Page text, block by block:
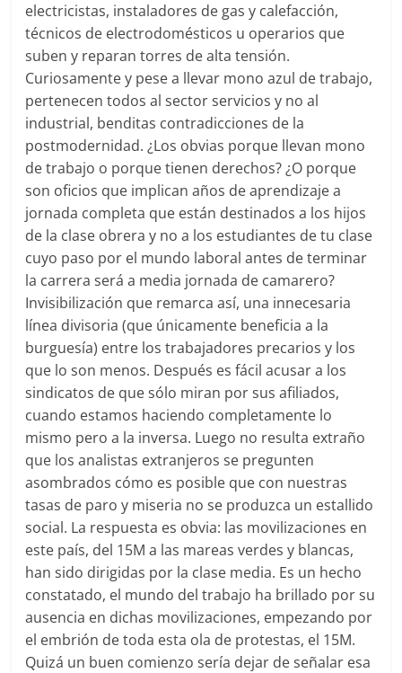
electricistas, instaladores de gas y calefacción,
técnicos de electrodomésticos u operarios que
suben y reparan torres de alta tensión.
Curiosamente y pese a llevar mono azul de trabajo,
pertenecen todos al sector servicios y no al
industrial, benditas contradicciones de la
postmodernidad. ¿Los obvias porque llevan mono
de trabajo o porque tienen derechos? ¿O porque
son oficios que implican años de aprendizaje a
jornada completa que están destinados a los hijos
de la clase obrera y no a los estudiantes de tu clase
cuyo paso por el mundo laboral antes de terminar
la carrera será a media jornada de camarero?
Invisibilización que remarca así, una innecesaria
línea divisoria (que únicamente beneficia a la
burguesía) entre los trabajadores precarios y los
que lo son menos. Después es fácil acusar a los
sindicatos de que sólo miran por sus afiliados,
cuando estamos haciendo completamente lo
mismo pero a la inversa. Luego no resulta extraño
que los analistas extranjeros se pregunten
asombrados cómo es posible que con nuestras
tasas de paro y miseria no se produzca un estallido
social. La respuesta es obvia: las movilizaciones en
este país, del 15M a las mareas verdes y blancas,
han sido dirigidas por la clase media. Es un hecho
constatado, el mundo del trabajo ha brillado por su
ausencia en dichas movilizaciones, empezando por
el embrión de toda esta ola de protestas, el 15M.
Quizá un buen comienzo sería dejar de señalar esa